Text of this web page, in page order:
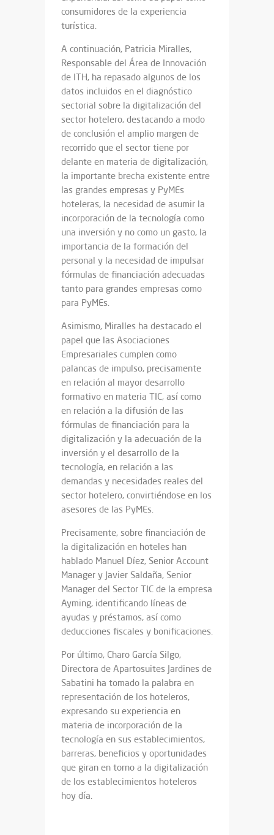
consumidores de la experiencia
turística.
A continuación, Patricia Miralles,
Responsable del Área de Innovación
de ITH, ha repasado algunos de los
datos incluidos en el diagnóstico
sectorial sobre la digitalización del
sector hotelero, destacando a modo
de conclusión el amplio margen de
recorrido que el sector tiene por
delante en materia de digitalización,
la importante brecha existente entre
las grandes empresas y PyMEs
hoteleras, la necesidad de asumir la
incorporación de la tecnología como
una inversión y no como un gasto, la
importancia de la formación del
personal y la necesidad de impulsar
fórmulas de financiación adecuadas
tanto para grandes empresas como
para PyMEs.
Asimismo, Miralles ha destacado el
papel que las Asociaciones
Empresariales cumplen como
palancas de impulso, precisamente
en relación al mayor desarrollo
formativo en materia TIC, así como
en relación a la difusión de las
fórmulas de financiación para la
digitalización y la adecuación de la
inversión y el desarrollo de la
tecnología, en relación a las
demandas y necesidades reales del
sector hotelero, convirtiéndose en los
asesores de las PyMEs.
Precisamente, sobre financiación de
la digitalización en hoteles han
hablado Manuel Díez, Senior Account
Manager y Javier Saldaña, Senior
Manager del Sector TIC de la empresa
Ayming, identificando líneas de
ayudas y préstamos, así como
deducciones fiscales y bonificaciones.
Por último, Charo García Silgo,
Directora de Apartosuites Jardines de
Sabatini ha tomado la palabra en
representación de los hoteleros,
expresando su experiencia en
materia de incorporación de la
tecnología en sus establecimientos,
barreras, beneficios y oportunidades
que giran en torno a la digitalización
de los establecimientos hoteleros
hoy día.